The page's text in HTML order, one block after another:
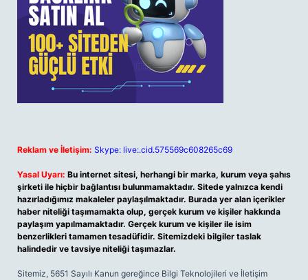
Reklam ve İletişim: Skype: live:.cid.575569c608265c69
Yasal Uyarı: Bu internet sitesi, herhangi bir marka, kurum veya şahıs
şirketi ile hiçbir bağlantısı bulunmamaktadır. Sitede yalnızca kendi
hazırladığımız makaleler paylaşılmaktadır. Burada yer alan içerikler
haber niteliği taşımamakta olup, gerçek kurum ve kişiler hakkında
paylaşım yapılmamaktadır. Gerçek kurum ve kişiler ile isim
benzerlikleri tamamen tesadüfidir. Sitemizdeki bilgiler taslak
halindedir ve tavsiye niteliği taşımazlar.
Sitemiz, 5651 Sayılı Kanun gereğince Bilgi Teknolojileri ve İletişim